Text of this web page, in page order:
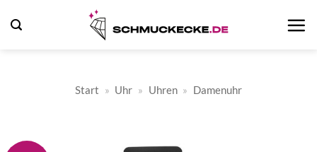
Inhalt
Start » Uhr » Uhren » Damenuhr